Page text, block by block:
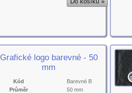
Grafické logo barevné - 50
mm
Kód
Barevné B
Průměr
50 mm